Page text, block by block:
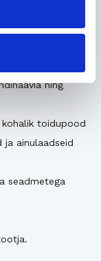
ning
toidupood
ja ainulaadseid
seadmetega